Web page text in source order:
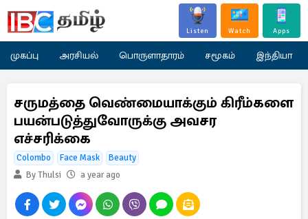
Listen Watch Apps
முகப்பு அரசியல் பொருளாதாரம் சமூகம் இந்தியா
சருமத்தை வெண்மையாக்கும் கிரீம்களை
பயன்படுத்துவோருக்கு அவசர
எச்சரிக்கை
Colombo Face Mask
Beauty
By Thulsi
a year ago